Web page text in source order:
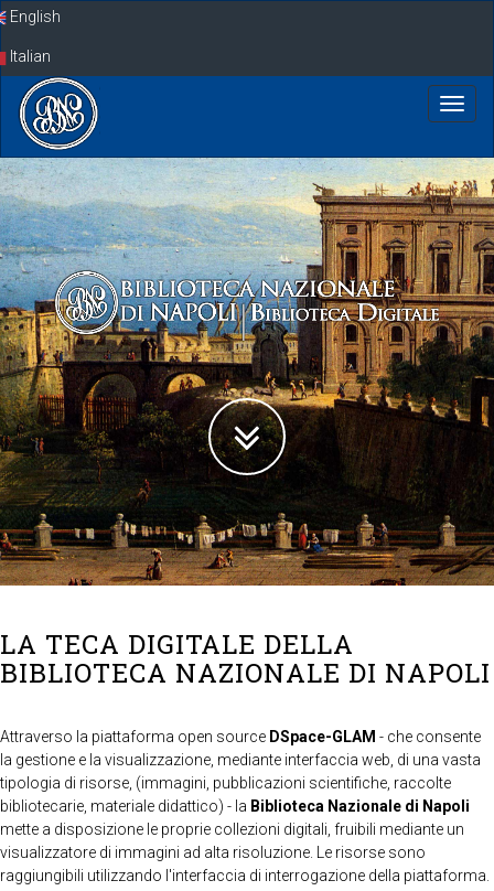
SkipEnglish
Italian
LA TECA DIGITALE DELLA
BIBLIOTECA NAZIONALE DI NAPOLI
Attraverso la piattaforma open source DSpace-GLAM - che consente
la gestione e la visualizzazione, mediante interfaccia web, di una vasta
tipologia di risorse, (immagini, pubblicazioni scientifiche, raccolte
bibliotecarie, materiale didattico) - la Biblioteca Nazionale di Napoli
mette a disposizione le proprie collezioni digitali, fruibili mediante un
visualizzatore di immagini ad alta risoluzione. Le risorse sono
raggiungibili utilizzando l'interfaccia di interrogazione della piattaforma.